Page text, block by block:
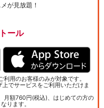
が見放題！
ール
用のお客様のみが対象です。
でサービスをご利用いただけま
月額760円(税込)、はじめての方の
ります。